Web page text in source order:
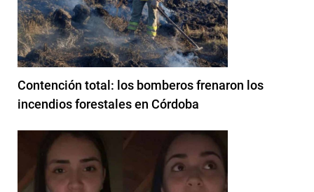
Contención total: los bomberos frenaron los
incendios forestales en Córdoba